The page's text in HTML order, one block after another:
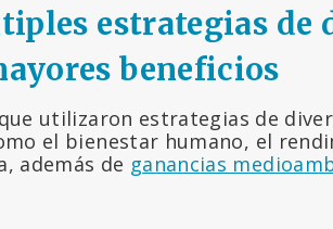
estrategias
beneficios
utilizaron estrategias de
el bienestar humano, el
además de ganancias